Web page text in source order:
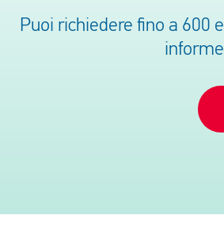
Puoi richiedere fino a 600